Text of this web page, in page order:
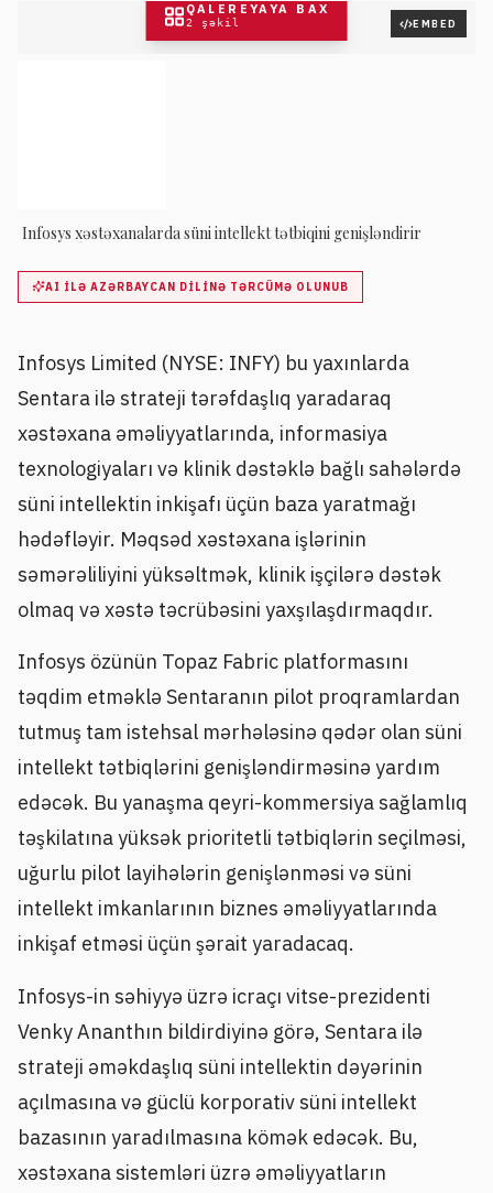
QALEREYAYA BAX
2 şəkil EMBED
Infosys xəstəxanalarda süni intellekt tətbiqini genişləndirir
AI ILƏ AZƏRBAYCAN DILINƏ TƏRCÜMƏ OLUNUB
Infosys Limited (NYSE: INFY) bu yaxınlarda
Sentara ilə strateji tərəfdaşlıq yaradaraq
xəstəxana əməliyyatlarında, informasiya
texnologiyaları və klinik dəstəklə bağlı sahələrdə
süni intellektin inkişafı üçün baza yaratmağı
hədəfləyir. Məqsəd xəstəxana işlərinin
səmərəliliyini yüksəltmək, klinik işçilərə dəstək
olmaq və xəstə təcrübəsini yaxşılaşdırmaqdır.
Infosys özünün Topaz Fabric platformasını
təqdim etməklə Sentaranın pilot proqramlardan
tutmuş tam istehsal mərhələsinə qədər olan süni
intellekt tətbiqlərini genişləndirməsinə yardım
edəcək. Bu yanaşma qeyri-kommersiya sağlamlıq
təşkilatına yüksək prioritetli tətbiqlərin seçilməsi,
uğurlu pilot layihələrin genişlənməsi və süni
intellekt imkanlarının biznes əməliyyatlarında
inkişaf etməsi üçün şərait yaradacaq.
Infosys-in səhiyyə üzrə icraçı vitse-prezidenti
Venky Ananthın bildirdiyinə görə, Sentara ilə
strateji əməkdaşlıq süni intellektin dəyərinin
açılmasına və güclü korporativ süni intellekt
bazasının yaradılmasına kömək edəcək. Bu,
xəstəxana sistemləri üzrə əməliyyatların